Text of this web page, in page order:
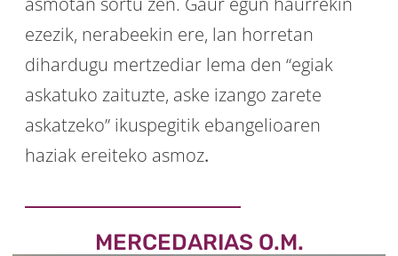
ezezik, nerabeekin ere, lan horretan
dihardugu mertzediar lema den “egiak
askatuko zaituzte, aske izango zarete
askatzeko” ikuspegitik ebangelioaren
haziak ereiteko asmoz.
MERCEDARIAS O.M.